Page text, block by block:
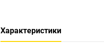
Характеристики